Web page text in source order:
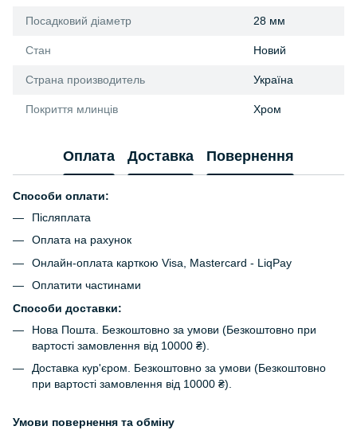
Посадковий діаметр 28 мм
Стан Новий
Страна производитель Україна
Покриття млинців Хром
Оплата Доставка Повернення
Способи оплати:
Післяплата
Оплата на рахунок
Онлайн-оплата карткою Visa, Mastercard - LiqPay
Оплатити частинами
Способи доставки:
Нова Пошта. Безкоштовно за умови (Безкоштовно при
вартості замовлення від 10000 ₴).
Доставка кур'єром. Безкоштовно за умови (Безкоштовно
при вартості замовлення від 10000 ₴).
Умови повернення та обміну